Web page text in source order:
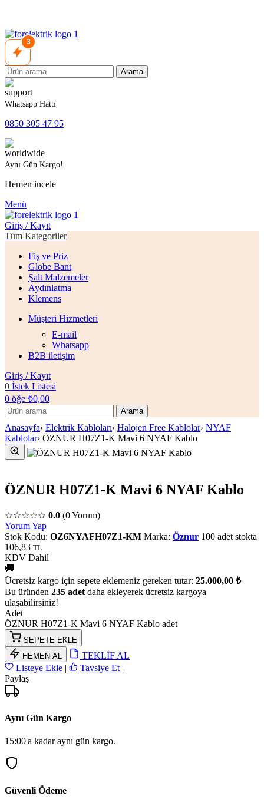
3
Arama
Whatsapp Hattı
0850 305 47 95
Aynı Gün Kargo!
Hemen incele
Menü
Giriş / Kayıt
Tüm Kategoriler
Fiş ve Priz
Globe Bant
Şalt Malzemeler
Aydınlatma
Klemens
Müşteri Hizmetleri
E-mail
Whatsapp
B2B iletişim
Giriş / Kayıt
0 İstek Listesi
0 öğe ₺0,00
Arama
Anasayfa› Elektrik Kabloları› Halojen Free Kablolar› NYAF
Kablolar› ÖZNUR H07Z1-K Mavi 6 NYAF Kablo
ÖZNUR H07Z1-K Mavi 6 NYAF Kablo
☆☆☆☆☆ 0.0 (0 Yorum)
Yorum Yap
Stok Kodu: OZ6NYAFH07Z1-KM Marka: Öznur 100 adet stokta
106,83 TL
KDV Dahil
🚚
Ücretsiz kargo için sepete eklemeniz gereken tutar: 25.000,00 ₺
Bu üründen 235 adet daha ekleyerek ücretsiz kargoya
ulaşabilirsiniz!
Adet
ÖZNUR H07Z1-K Mavi 6 NYAF Kablo adet
SEPETE EKLE
HEMEN AL
TEKLİF AL
Listeye Ekle | Tavsiye Et |
Paylaş
Aynı Gün Kargo
15:00'a kadar aynı gün kargo.
Güvenli Ödeme